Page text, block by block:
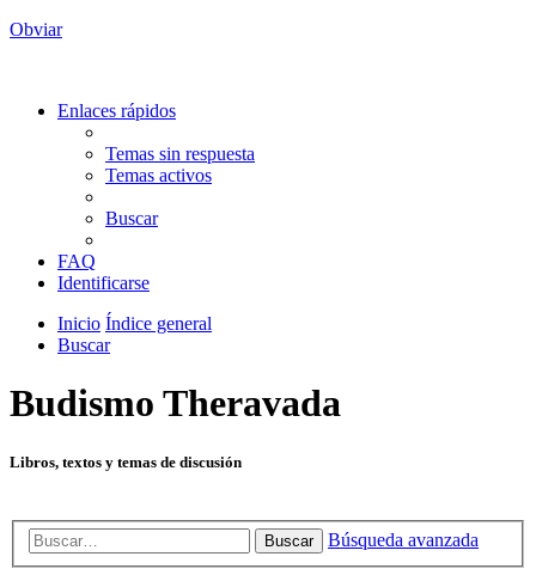
Obviar
Enlaces rápidos
Temas sin respuesta
Temas activos
Buscar
FAQ
Identificarse
Inicio Índice general
Buscar
Budismo Theravada
Libros, textos y temas de discusión
Buscar Búsqueda avanzada